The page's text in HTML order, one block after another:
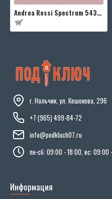
Andrea Rossi Spectrum 54333-10
г. Нальчик, ул. Кешокова, 296
+7 (965) 499-84-72
info@podkluch07.ru
пн-сб: 09:00 - 18:00, вс: 09:00
Информация